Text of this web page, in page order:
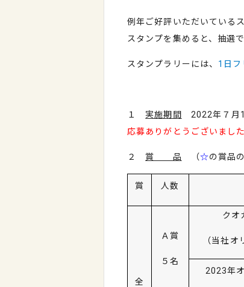
例年ご好評いただいている
スタンプを集めると、抽選
スタンプラリーには、 1日フ
１実施期間 2022年７月
応募ありがとうございました
２ 賞 品 （☆の賞品
賞 人数
全
Ａ賞
５名
クオ
（当社オ
2023年